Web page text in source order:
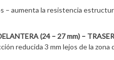
aumenta la resistencia
(24 – 27 mm) –
reducida 3 mm lejos de la